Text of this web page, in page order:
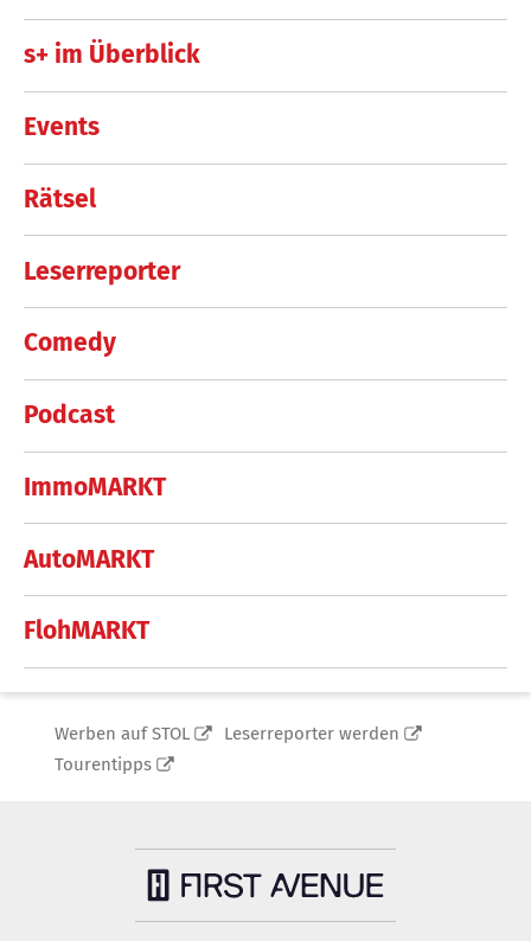
s+ im Überblick
Events
Rätsel
Leserreporter
Comedy
Podcast
ImmoMARKT
AutoMARKT
FlohMARKT
Werben auf STOL
Leserreporter werden
Tourentipps